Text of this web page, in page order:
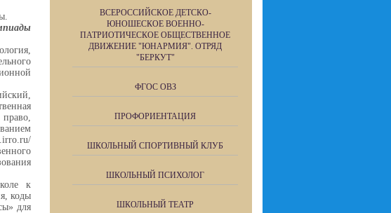
к
коды
для
ВСЕРОССИЙСКОЕ ДЕТСКО-
ЮНОШЕСКОЕ ВОЕННО-
ПАТРИОТИЧЕСКОЕ ОБЩЕСТВЕННОЕ
ДВИЖЕНИЕ "ЮНАРМИЯ". ОТРЯД
"БЕРКУТ"
ФГОС ОВЗ
ПРОФОРИЕНТАЦИЯ
ШКОЛЬНЫЙ СПОРТИВНЫЙ КЛУБ
ШКОЛЬНЫЙ ПСИХОЛОГ
ШКОЛЬНЫЙ ТЕАТР